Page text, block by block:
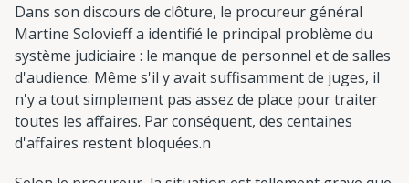
Dans son discours de clôture, le procureur général
Martine Solovieff a identifié le principal problème du
système judiciaire : le manque de personnel et de salles
d'audience. Même s'il y avait suffisamment de juges, il
n'y a tout simplement pas assez de place pour traiter
toutes les affaires. Par conséquent, des centaines
d'affaires restent bloquées.n